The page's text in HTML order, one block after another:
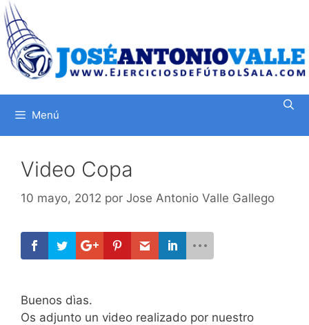
Saltar
al
contenido
Menú
Video Copa
10 mayo, 2012 por Jose Antonio Valle Gallego
Buenos dìas.
Os adjunto un video realizado por nuestro